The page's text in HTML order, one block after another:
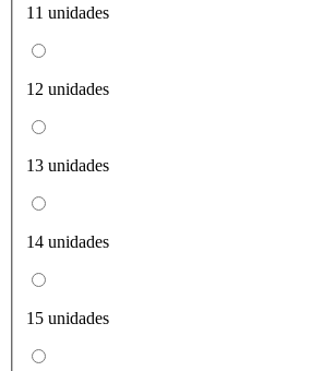
11 unidades
12 unidades
13 unidades
14 unidades
15 unidades